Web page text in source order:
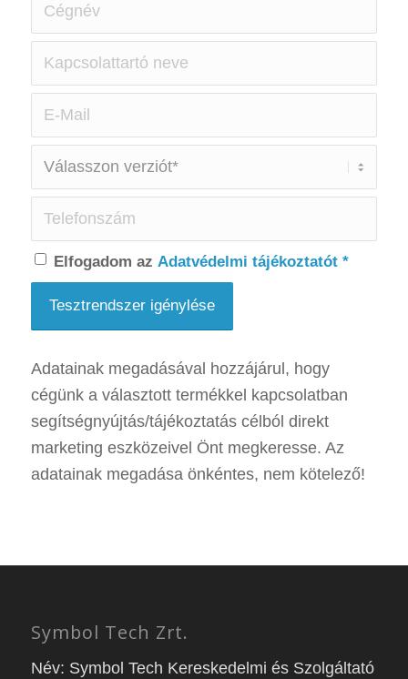
Elfogadom az Adatvédelmi tájékoztatót *
Adatainak megadásával hozzájárul, hogy
cégünk a választott termékkel kapcsolatban
segítségnyújtás/tájékoztatás célból direkt
marketing eszközeivel Önt megkeresse. Az
adatainak megadása önkéntes, nem kötelező!
Symbol Tech Zrt.
Név: Symbol Tech Kereskedelmi és Szolgáltató